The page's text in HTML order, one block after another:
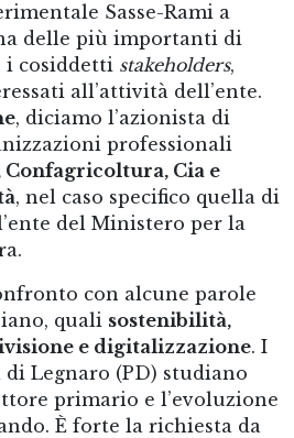
Sasse-Rami a
delle più importanti di
i cosiddetti stakeholders,
all’attività dell’ente.
, diciamo l’azionista di
professionali
Cia e
, nel caso specifico quella di
del Ministero per la
con alcune parole
quali sostenibilità,
e digitalizzazione. I
di Legnaro (PD) studiano
primario e l’evoluzione
È forte la richiesta da